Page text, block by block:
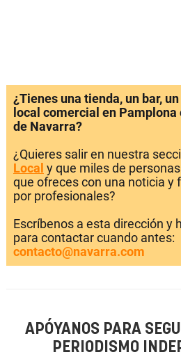
¿Tienes una tienda, un bar,
local comercial en
de Navarra?
¿Quieres salir en nuestra
Local y que miles de
que ofreces con una noticia y
por profesionales?
Escríbenos a esta dirección y
para contactar cuando antes:
contacto@navarra.com
APÓYANOS PARA
PERIODISMO